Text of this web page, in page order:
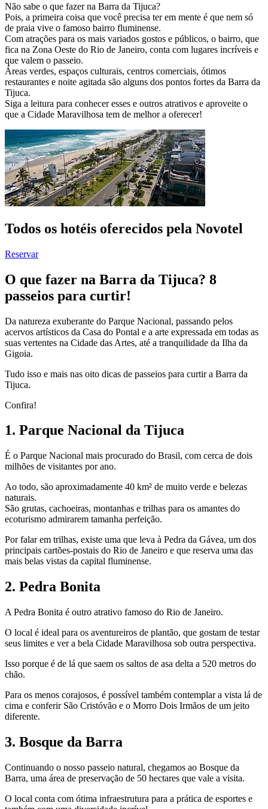
Não sabe o que fazer na Barra da Tijuca?
Pois, a primeira coisa que você precisa ter em mente é que nem só
de praia vive o famoso bairro fluminense.
Com atrações para os mais variados gostos e públicos, o bairro, que
fica na Zona Oeste do Rio de Janeiro, conta com lugares incríveis e
que valem o passeio.
Áreas verdes, espaços culturais, centros comerciais, ótimos
restaurantes e noite agitada são alguns dos pontos fortes da Barra da
Tijuca.
Siga a leitura para conhecer esses e outros atrativos e aproveite o
que a Cidade Maravilhosa tem de melhor a oferecer!
Todos os hotéis oferecidos pela Novotel
Reservar
O que fazer na Barra da Tijuca? 8
passeios para curtir!
Da natureza exuberante do Parque Nacional, passando pelos
acervos artísticos da Casa do Pontal e a arte expressada em todas as
suas vertentes na Cidade das Artes, até a tranquilidade da Ilha da
Gigoia.
Tudo isso e mais nas oito dicas de passeios para curtir a Barra da
Tijuca.
Confira!
1. Parque Nacional da Tijuca
É o Parque Nacional mais procurado do Brasil, com cerca de dois
milhões de visitantes por ano.
Ao todo, são aproximadamente 40 km² de muito verde e belezas
naturais.
São grutas, cachoeiras, montanhas e trilhas para os amantes do
ecoturismo admirarem tamanha perfeição.
Por falar em trilhas, existe uma que leva à Pedra da Gávea, um dos
principais cartões-postais do Rio de Janeiro e que reserva uma das
mais belas vistas da capital fluminense.
2. Pedra Bonita
A Pedra Bonita é outro atrativo famoso do Rio de Janeiro.
O local é ideal para os aventureiros de plantão, que gostam de testar
seus limites e ver a bela Cidade Maravilhosa sob outra perspectiva.
Isso porque é de lá que saem os saltos de asa delta a 520 metros do
chão.
Para os menos corajosos, é possível também contemplar a vista lá de
cima e conferir São Cristóvão e o Morro Dois Irmãos de um jeito
diferente.
3. Bosque da Barra
Continuando o nosso passeio natural, chegamos ao Bosque da
Barra, uma área de preservação de 50 hectares que vale a visita.
O local conta com ótima infraestrutura para a prática de esportes e